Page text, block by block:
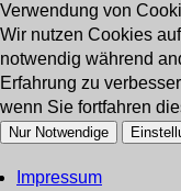
Verwendung von
Wir nutzen Cookies
notwendig während
Erfahrung zu
wenn Sie fortfahren
Nur Notwendige
Impressum